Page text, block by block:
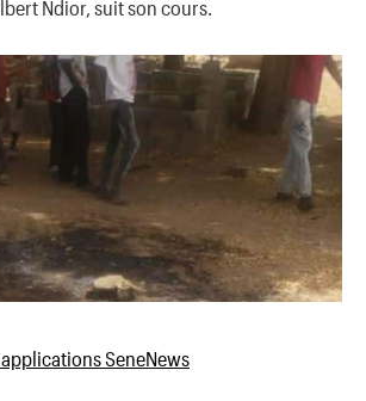
Ndior, suit son cours.